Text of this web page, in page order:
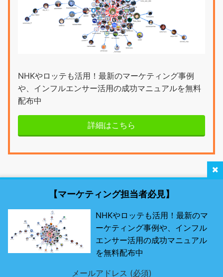
NHKやロッテも活用！最新のマーケティング事例
や、インフルエンサー活用の成功マニュアルを無料
配布中
詳細はこちら
最新SNSマーケティング研究所 by misosil
【マーケティング担当者必見】
NHKやロッテも活用！最新のマ
ーケティング事例や、インフル
エンサー活用の成功マニュアル
を無料配布中
メールアドレス (必須)